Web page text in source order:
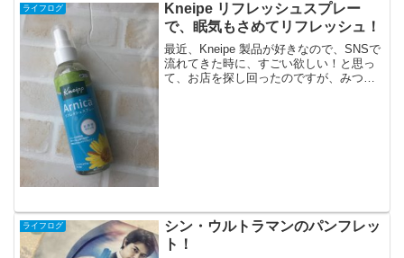
ライフログ
Kneipe リフレッシュスプレー
で、眠気もさめてリフレッシュ！
最近、Kneipe 製品が好きなので、SNSで
流れてきた時に、すごい欲しい！と思っ
て、お店を探し回ったのですが、みつか
ライフログ
シン・ウルトラマンのパンフレッ
ト！